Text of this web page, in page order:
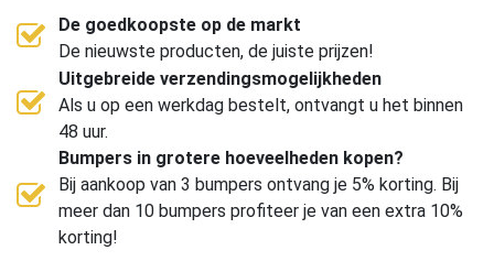
De goedkoopste op de markt
De nieuwste producten, de juiste prijzen!
Uitgebreide verzendingsmogelijkheden
Als u op een werkdag bestelt, ontvangt u het binnen
48 uur.
Bumpers in grotere hoeveelheden kopen?
Bij aankoop van 3 bumpers ontvang je 5% korting. Bij
meer dan 10 bumpers profiteer je van een extra 10%
korting!